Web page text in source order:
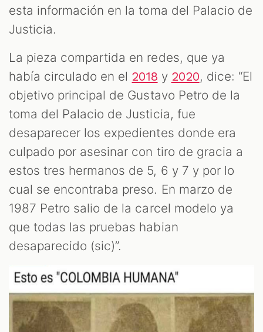
esta información en la toma del Palacio de
Justicia.
La pieza compartida en redes, que ya
había circulado en el 2018 y 2020, dice: “El
objetivo principal de Gustavo Petro de la
toma del Palacio de Justicia, fue
desaparecer los expedientes donde era
culpado por asesinar con tiro de gracia a
estos tres hermanos de 5, 6 y 7 y por lo
cual se encontraba preso. En marzo de
1987 Petro salio de la carcel modelo ya
que todas las pruebas habian
desaparecido (sic)”.